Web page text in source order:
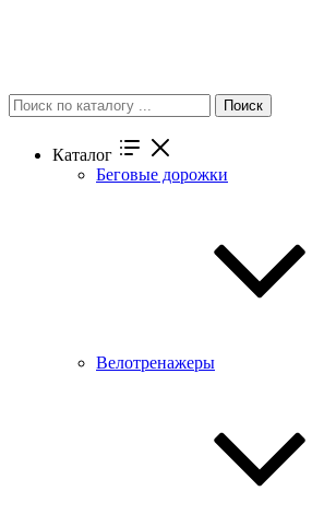
Поиск
Каталог
Беговые дорожки
Велотренажеры